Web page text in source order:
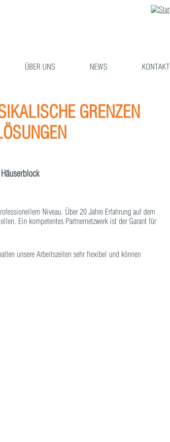
ÜBER UNS NEWS KONTAKT
GRENZEN
W
Niveau. Über 20 Jahre Erfahrung auf dem
Ein kompetentes Partnernetzwerk ist der Garant für
unsere Arbeitszeiten sehr flexibel und können